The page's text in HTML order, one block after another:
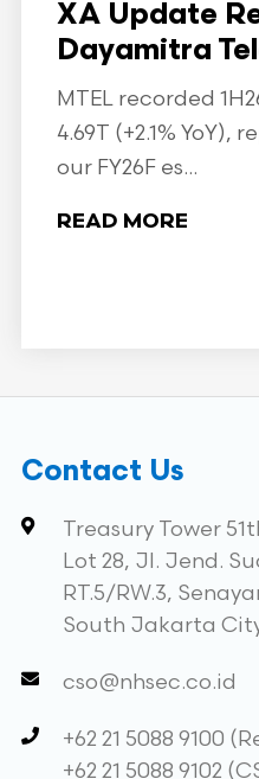
XA Update
Dayamitra
MTEL recorded
4.69T (+2.1% YoY),
our FY26F es...
READ MORE
Contact Us
Treasury Tower
Lot 28, Jl. Jend.
RT.5/RW.3,
South Jakarta
cso@nhsec.co.id
+62 21 5088 9100
+62 21 5088 9102